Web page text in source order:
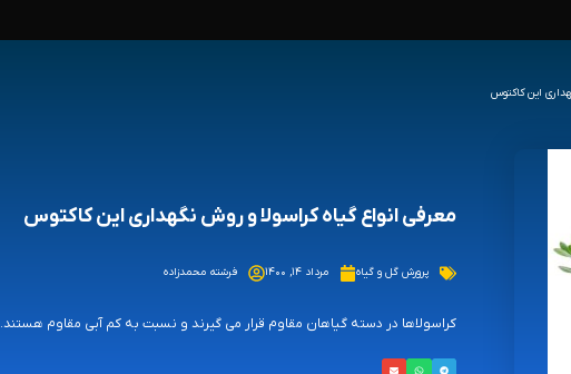
این کاکتوس
معرفی انواع گیاه کراسولا و روش نگهداری این کاکتوس
پرورش گل و گیاه مرداد ۱۴, ۱۴۰۰ فرشته محمدزاده
کراسولاها در دسته گیاهان مقاوم قرار می گیرند و نسبت به کم آبی مقاوم هستند.